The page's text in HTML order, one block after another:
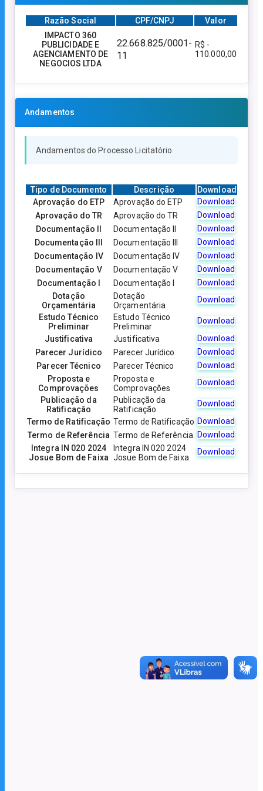
Razão Social CPF/CNPJ
Valor
IMPACTO 360
PUBLICIDADE E
AGENCIAMENTO DE
NEGOCIOS LTDA
22.668.825/0001-
11
R$ -
110.000,00
Andamentos
Andamentos do Processo Licitatório
Tipo de Documento Descrição
Download
Aprovação do ETP
Aprovação do ETP
Download
Aprovação do TR
Aprovação do TR
Download
Documentação II
Documentação II
Download
Documentação III
Documentação III
Download
Documentação IV
Documentação IV
Download
Documentação V
Documentação V
Download
Documentação I
Documentação I
Download
Dotação
Orçamentária
Dotação
Orçamentária
Download
Estudo Técnico
Preliminar
Estudo Técnico
Preliminar
Download
Justificativa
Justificativa
Download
Parecer Jurídico
Parecer Jurídico
Download
Parecer Técnico
Parecer Técnico
Download
Proposta e
Comprovações
Proposta e
Comprovações
Download
Publicação da
Ratificação
Publicação da
Ratificação
Download
Termo de Ratificação Termo de Ratificação Download
Termo de Referência Termo de Referência
Download
Integra IN 020 2024
Josue Bom de Faixa
Integra IN 020 2024
Josue Bom de Faixa
Download